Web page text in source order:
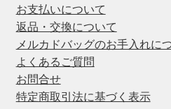
お支払いについて
返品・交換について
メルカドバッグのお手入れに
よくあるご質問
お問合せ
特定商取引法に基づく表示